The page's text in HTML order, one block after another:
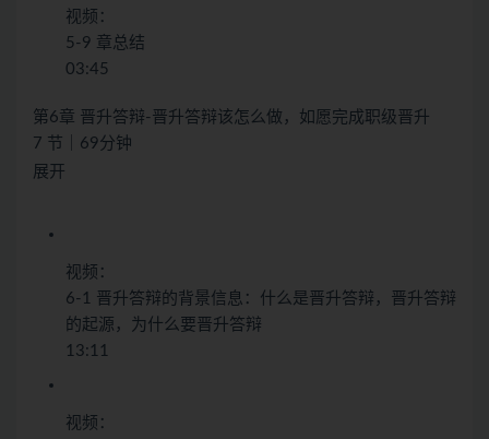
视频：
5-9 章总结
03:45
第6章 晋升答辩-晋升答辩该怎么做，如愿完成职级晋升
7 节｜69分钟
展开
视频：
6-1 晋升答辩的背景信息：什么是晋升答辩，晋升答辩
的起源，为什么要晋升答辩
13:11
视频：